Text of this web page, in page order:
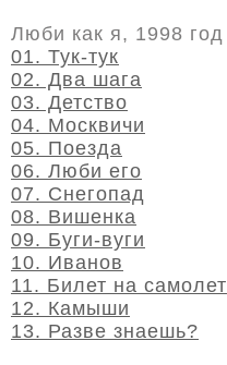
Люби как я, 1998 год
01. Тук-тук
02. Два шага
03. Детство
04. Москвичи
05. Поезда
06. Люби его
07. Снегопад
08. Вишенка
09. Буги-вуги
10. Иванов
11. Билет на самолет
12. Камыши
13. Разве знаешь?